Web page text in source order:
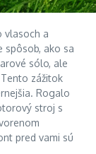
vlasoch a
spôsob, ako sa
sólo, ale
zážitok
Rogalo
stroj s
pred vami sú